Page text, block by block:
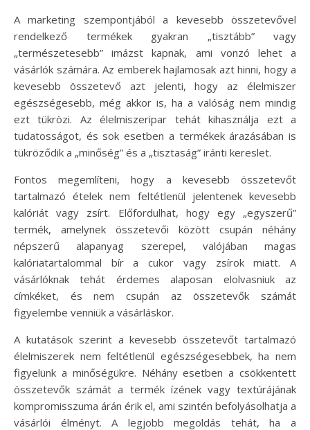
A marketing szempontjából a kevesebb összetevővel
rendelkező termékek gyakran „tisztább” vagy
„természetesebb” imázst kapnak, ami vonzó lehet a
vásárlók számára. Az emberek hajlamosak azt hinni, hogy a
kevesebb összetevő azt jelenti, hogy az élelmiszer
egészségesebb, még akkor is, ha a valóság nem mindig
ezt tükrözi. Az élelmiszeripar tehát kihasználja ezt a
tudatosságot, és sok esetben a termékek árazásában is
tükröződik a „minőség” és a „tisztaság” iránti kereslet.
Fontos megemlíteni, hogy a kevesebb összetevőt
tartalmazó ételek nem feltétlenül jelentenek kevesebb
kalóriát vagy zsírt. Előfordulhat, hogy egy „egyszerű”
termék, amelynek összetevői között csupán néhány
népszerű alapanyag szerepel, valójában magas
kalóriatartalommal bír a cukor vagy zsírok miatt. A
vásárlóknak tehát érdemes alaposan elolvasniuk az
címkéket, és nem csupán az összetevők számát
figyelembe venniük a vásárláskor.
A kutatások szerint a kevesebb összetevőt tartalmazó
élelmiszerek nem feltétlenül egészségesebbek, ha nem
figyelünk a minőségükre. Néhány esetben a csökkentett
összetevők számát a termék ízének vagy textúrájának
kompromisszuma árán érik el, ami szintén befolyásolhatja a
vásárlói élményt. A legjobb megoldás tehát, ha a